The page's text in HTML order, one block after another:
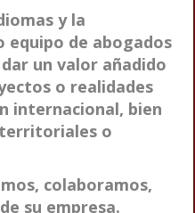
y la
equipo de abogados
un valor añadido
o realidades
internacional, bien
o
colaboramos,
su empresa.